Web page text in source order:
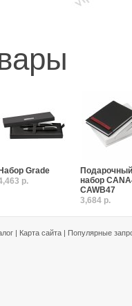
Набор Grade
р.
Подарочный
набор
CAWB47
3,684 р.
| Карта сайта | Популярные